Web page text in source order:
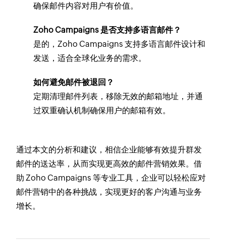
确保邮件内容对用户有价值。
Zoho Campaigns 是否支持多语言邮件？
是的，Zoho Campaigns 支持多语言邮件设计和
发送，适合全球化业务的需求。
如何避免邮件被退回？
定期清理邮件列表，移除无效的邮箱地址，并通
过双重确认机制确保用户的邮箱有效。
通过本文的分析和建议，相信企业能够有效提升群发
邮件的送达率，从而实现更高效的邮件营销效果。借
助 Zoho Campaigns 等专业工具，企业可以轻松应对
邮件营销中的各种挑战，实现更好的客户沟通与业务
增长。